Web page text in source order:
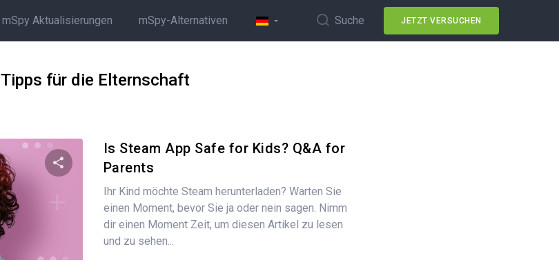
mSpy Aktualisierungen mSpy-Alternativen Suche JETZT VERSUCHEN
Tipps für die Elternschaft
Diesen Artikel teilen
Is Steam App Safe for Kids? Q&A for
Parents
Ihr Kind möchte Steam herunterladen? Warten Sie
einen Moment, bevor Sie ja oder nein sagen. Nimm
dir einen Moment Zeit, um diesen Artikel zu lesen
und zu sehen...